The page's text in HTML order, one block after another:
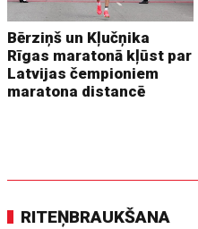
Bērziņš un Kļučņika
Rīgas maratonā kļūst par
Latvijas čempioniem
maratona distancē
RITEŅBRAUKŠANA